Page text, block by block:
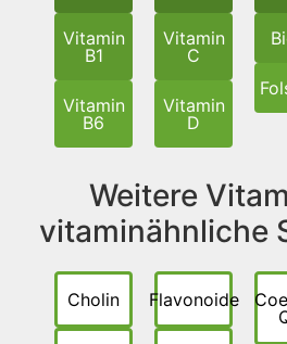
Vitamin
B1
Vitamin
B6
Vitamin
C
Vitamin
D
Weitere
vitaminähnliche
Cholin Flavonoide